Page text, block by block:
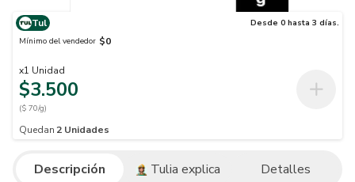
Tul
Desde 0 hasta 3 días.
Mínimo del vendedor $0
x1 Unidad
$3.500
($ 70/g)
Quedan 2 Unidades
Descripción Tulia explica Detalles